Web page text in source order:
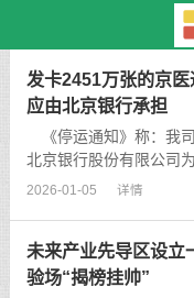
发卡2451万张的京
应由北京银行承担
《停运通知》称：我司
北京银行股份有限公司
行拒绝履行出资义务，
2026-01-05 详情
未来产业先导区设立
验场“揭榜挂帅”